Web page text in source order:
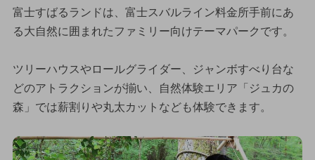
富士すばるランドは、富士スバルライン料金所手前にあ
る大自然に囲まれたファミリー向けテーマパークです。
ツリーハウスやロールグライダー、ジャンボすべり台な
どのアトラクションが揃い、自然体験エリア「ジュカの
森」では薪割りや丸太カットなども体験できます。